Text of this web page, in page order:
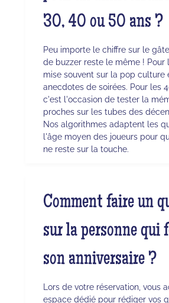
30, 40 ou 50 ans ?
Peu importe le chiffre sur le
de buzzer reste le même ! Pour
mise souvent sur la pop culture
anecdotes de soirées. Pour les
c'est l'occasion de tester la
proches sur les tubes des
Nos algorithmes adaptent les
l'âge moyen des joueurs pour
ne reste sur la touche.
Comment faire un
sur la personne qui
son anniversaire ?
Lors de votre réservation, vous
espace dédié pour rédiger vos